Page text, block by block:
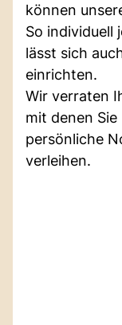
können
So individuell
lässt sich
einrichten.
Wir verraten
mit denen
persönliche
verleihen.